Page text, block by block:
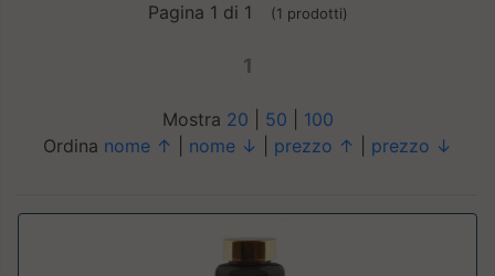
Pagina 1 di 1 (1 prodotti)
1
Mostra 20 50
100
Ordina nome ↑ nome ↓ prezzo ↑ prezzo ↓